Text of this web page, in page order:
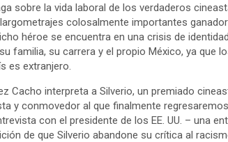
sobre la vida laboral de los verdaderos
colosalmente importantes
héroe se encuentra en una crisis de
familia, su carrera y el propio México, ya que
es extranjero.
Cacho interpreta a Silverio, un premiado
y conmovedor al que finalmente
con el presidente de los EE. UU. – una
de que Silverio abandone su crítica al